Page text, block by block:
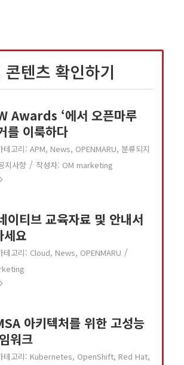
텐츠 확인하기
Awards ‘에서 오픈마루
를 이룩하다
테고리: APM, News, OPENMARU, 분류되지
지사항 / 작성자: OM marketing
이티브 교육자료 및 안내서
세요
테고리: Cloud, News, OPENMARU /
아키텍처를 위한 고성능
워크
테고리: Kubernetes, OpenShift, Red Hat,